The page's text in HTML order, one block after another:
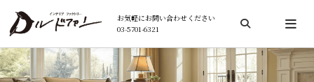
お気軽にお問い合わせください
03-5701-6321
検索